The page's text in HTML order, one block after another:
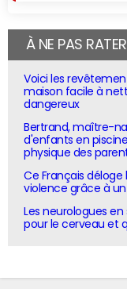
À NE PAS RATER
Voici les
maison facile à
dangereux
Bertrand, maître-
d'enfants en
physique des
Ce Français
violence grâce à
Les neurologues
pour le cerveau et